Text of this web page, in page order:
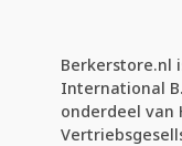
Berkerstore.nl
International
onderdeel van